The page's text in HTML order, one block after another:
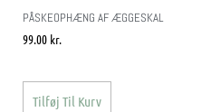
PÅSKEOPHÆNG AF ÆGGESKAL
99.00 kr.
Tilføj Til Kurv